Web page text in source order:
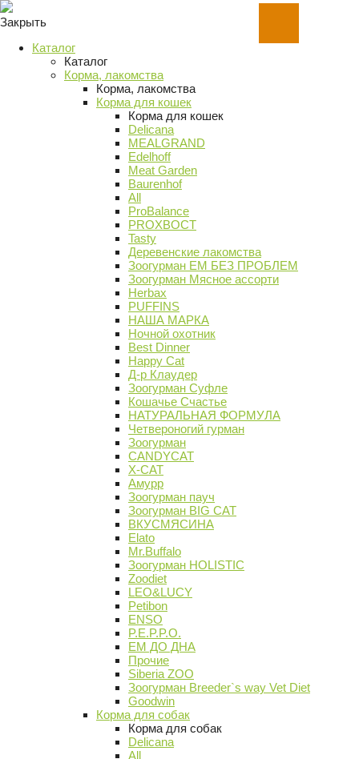
Закрыть
Каталог
Каталог
Корма, лакомства
Корма, лакомства
Корма для кошек
Корма для кошек
Delicana
MEALGRAND
Edelhoff
Meat Garden
Baurenhof
All
ProBalance
PROХВОСТ
Tasty
Деревенские лакомства
Зоогурман ЕМ БЕЗ ПРОБЛЕМ
Зоогурман Мясное ассорти
Herbax
PUFFINS
НАША МАРКА
Ночной охотник
Best Dinner
Happy Cat
Д-р Клаудер
Зоогурман Суфле
Кошачье Счастье
НАТУРАЛЬНАЯ ФОРМУЛА
Четвероногий гурман
Зоогурман
CANDYCAT
X-CAT
Амурр
Зоогурман пауч
Зоогурман BIG CAT
ВКУСМЯСИНА
Elato
Mr.Buffalo
Зоогурман HOLISTIC
Zoodiet
LEO&LUCY
Petibon
ENSO
P.E.P.P.O.
ЕМ ДО ДНА
Прочие
Siberia ZOO
Зоогурман Breeder`s way Vet Diet
Goodwin
Корма для собак
Корма для собак
Delicana
All